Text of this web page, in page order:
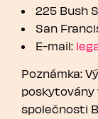
225 Bush
San
E-mail:
Poznámka:
poskytovány
společnosti